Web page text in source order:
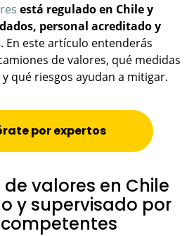
está regulado en Chile y
personal acreditado y
. En este artículo entenderás
de valores, qué medidas
qué riesgos ayudan a mitigar.
por expertos
valores en Chile
y supervisado por